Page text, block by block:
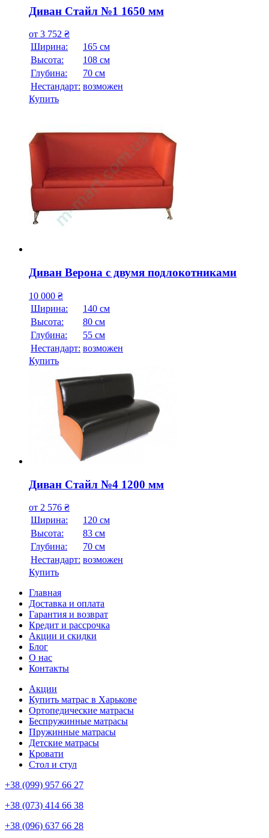
Диван Стайл №1 1650 мм
от 3 752 ₴
Ширина:
165 см
Высота:
108 см
Глубина:
70 см
Нестандарт: возможен
Купить
Диван Верона с двумя подлокотниками
10 000 ₴
Ширина:
140 см
Высота:
80 см
Глубина:
55 см
Нестандарт: возможен
Купить
Диван Стайл №4 1200 мм
от 2 576 ₴
Ширина:
120 см
Высота:
83 см
Глубина:
70 см
Нестандарт: возможен
Купить
Главная
Доставка и оплата
Гарантия и возврат
Кредит и рассрочка
Акции и скидки
Блог
О нас
Контакты
Акции
Купить матрас в Харькове
Ортопедические матрасы
Беспружинные матрасы
Пружинные матрасы
Детские матрасы
Кровати
Стол и стул
+38 (099) 957 66 27
+38 (073) 414 66 38
+38 (096) 637 66 28